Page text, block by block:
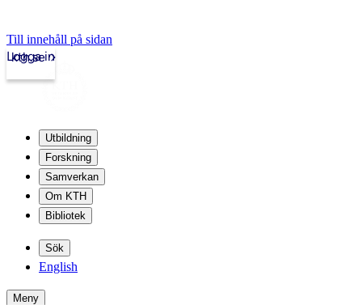
Till innehåll på sidan
kth.se
Logga in
Utbildning
Forskning
Samverkan
Om KTH
Bibliotek
Sök
English
Meny